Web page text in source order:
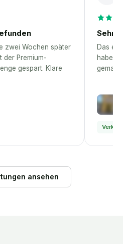
zwei Wochen später
der Premium-
gespart. Klare
Sehr
Das
habe –
ansehen